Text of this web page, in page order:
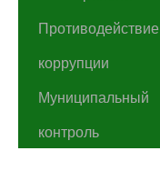
Противодействие
коррупции
Муниципальный
контроль